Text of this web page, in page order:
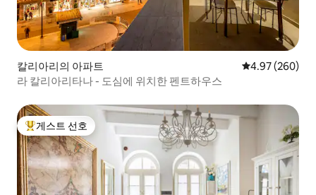
칼리아리의 아파트 평점 4.97점(5
4.97 (260)
라 칼리아리타나 - 도심에 위치한 펜트하우스
상위 게스트 선호
게스트 선호